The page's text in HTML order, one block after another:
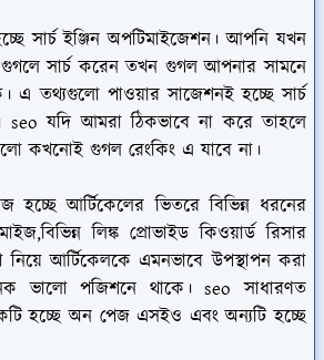
সার্চ ইঞ্জিন অপটিমাইজেশন। আপনি যখন
সার্চ করেন তখন গুগল আপনার সামনে
এ তথ্যগুলো পাওয়ার সাজেশনই হচ্ছে সার্চ
seo যদি আমরা ঠিকভাবে না করে তাহলে
কখনোই গুগল রেংকিং এ যাবে না।
আর্টিকেলের ভিতরে বিভিন্ন ধরনের
লিঙ্ক প্রোভাইড কিওয়ার্ড রিসার
আর্টিকেলকে এমনভাবে উপস্থাপন করা
ভালো পজিশনে থাকে। seo সাধারণত
হচ্ছে অন পেজ এসইও এবং অন্যটি হচ্ছে